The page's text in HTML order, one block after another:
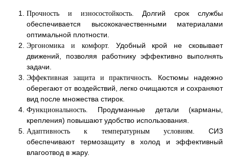
Прочность и износостойкость.
Долгий срок службы
обеспечивается высококачественными материалами
оптимальной плотности.
Эргономика и комфорт.
Удобный крой не сковывает
движений, позволяя работнику эффективно выполнять
задачи.
Эффективная защита и практичность.
Костюмы надежно
оберегают от воздействий, легко очищаются и сохраняют
вид после множества стирок.
Функциональность.
Продуманные детали (карманы,
крепления) повышают удобство использования.
Адаптивность к температурным условиям.
СИЗ
обеспечивают термозащиту в холод и эффективный
влагоотвод в жару.